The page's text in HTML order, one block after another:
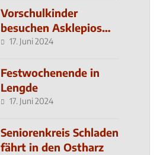
Vorschulkinder
besuchen Asklepios
Klinik
17. Juni 2024
Festwochenende in
Lengde
17. Juni 2024
Seniorenkreis Schladen
fährt in den Ostharz